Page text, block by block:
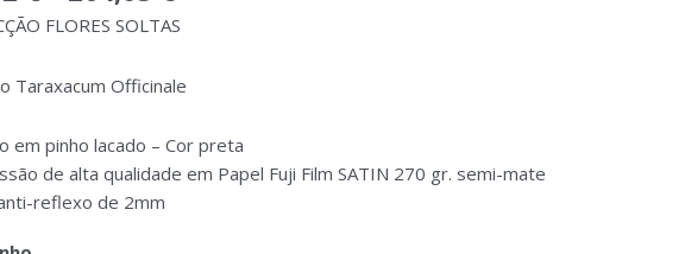
FLORES SOLTAS
Taraxacum Officinale
em pinho lacado – Cor preta
de alta qualidade em Papel Fuji Film SATIN 270 gr. semi-mate
reflexo de 2mm